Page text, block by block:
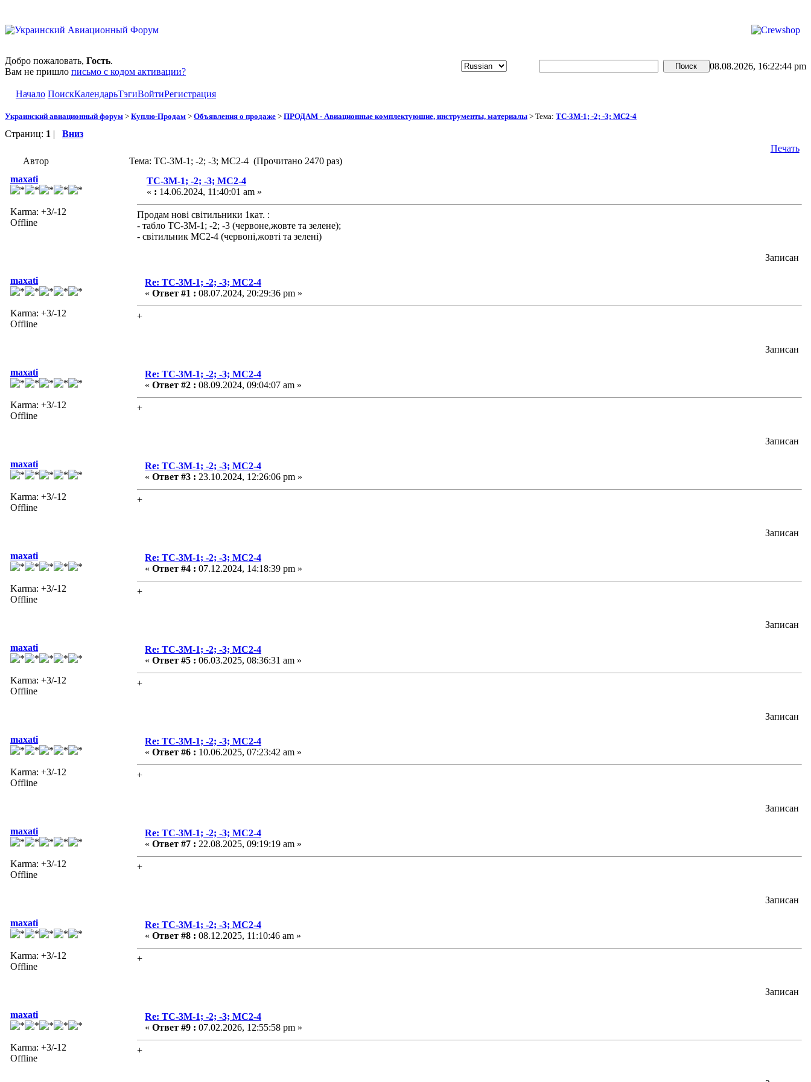
Добро пожаловать, Гость.
Вам не пришло письмо с кодом активации?
08.08.2026, 16:22:44 pm
Начало ПоискКалендарьТэгиВойтиРегистрация
Украинский авиационный форум > Куплю-Продам > Объявления о продаже > ПРОДАМ - Авиационные комплектующие, инструменты, материалы > Тема: ТС-3М-1; -2; -3; МС2-4
Страниц: 1 | Вниз
Печать
Автор
Тема: ТС-3М-1; -2; -3; МС2-4 (Прочитано 2470 раз)
maxati
Karma: +3/-12
Offline
ТС-3М-1; -2; -3; МС2-4
« : 14.06.2024, 11:40:01 am »
Продам нові світильники 1кат. :
- табло ТС-3М-1; -2; -3 (червоне,жовте та зелене);
- світильник МС2-4 (червоні,жовті та зелені)
Записан
maxati
Karma: +3/-12
Offline
Re: ТС-3М-1; -2; -3; МС2-4
« Ответ #1 : 08.07.2024, 20:29:36 pm »
+
Записан
maxati
Karma: +3/-12
Offline
Re: ТС-3М-1; -2; -3; МС2-4
« Ответ #2 : 08.09.2024, 09:04:07 am »
+
Записан
maxati
Karma: +3/-12
Offline
Re: ТС-3М-1; -2; -3; МС2-4
« Ответ #3 : 23.10.2024, 12:26:06 pm »
+
Записан
maxati
Karma: +3/-12
Offline
Re: ТС-3М-1; -2; -3; МС2-4
« Ответ #4 : 07.12.2024, 14:18:39 pm »
+
Записан
maxati
Karma: +3/-12
Offline
Re: ТС-3М-1; -2; -3; МС2-4
« Ответ #5 : 06.03.2025, 08:36:31 am »
+
Записан
maxati
Karma: +3/-12
Offline
Re: ТС-3М-1; -2; -3; МС2-4
« Ответ #6 : 10.06.2025, 07:23:42 am »
+
Записан
maxati
Karma: +3/-12
Offline
Re: ТС-3М-1; -2; -3; МС2-4
« Ответ #7 : 22.08.2025, 09:19:19 am »
+
Записан
maxati
Karma: +3/-12
Offline
Re: ТС-3М-1; -2; -3; МС2-4
« Ответ #8 : 08.12.2025, 11:10:46 am »
+
Записан
maxati
Karma: +3/-12
Offline
Re: ТС-3М-1; -2; -3; МС2-4
« Ответ #9 : 07.02.2026, 12:55:58 pm »
+